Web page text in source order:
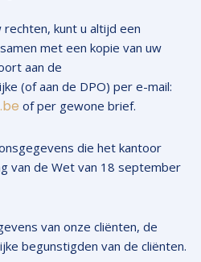
kunt u altijd een
met een kopie van uw
aan de
(of aan de DPO) per e-mail:
of per gewone brief.
die het kantoor
van de Wet van 18 september
van onze cliënten, de
begunstigden van de cliënten.